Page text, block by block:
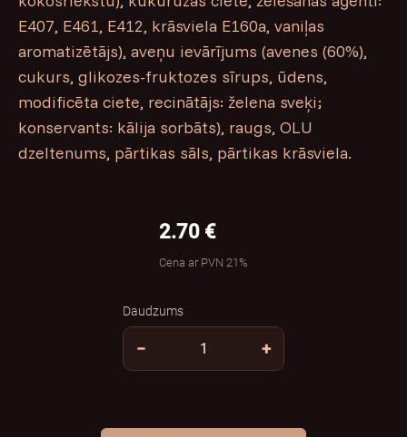
E407, E461, E412, krāsviela E160a, vaniļas
aromatizētājs), aveņu ievārījums (avenes (60%),
cukurs, glikozes-fruktozes sīrups, ūdens,
modificēta ciete, recinātājs: želena sveķi;
konservants: kālija sorbāts), raugs, OLU
dzeltenums, pārtikas sāls, pārtikas krāsviela.
2.70 €
Cena ar PVN 21%
Daudzums
− +